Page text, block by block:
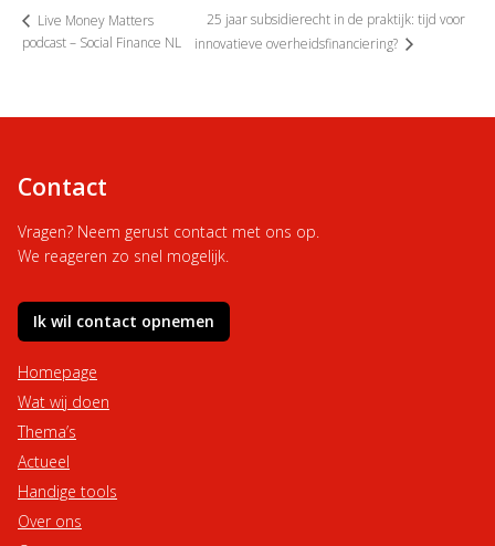
Live Money Matters
podcast – Social Finance NL
25 jaar subsidierecht in de praktijk: tijd voor
innovatieve overheidsfinanciering?
Contact
Vragen? Neem gerust contact met ons op.
We reageren zo snel mogelijk.
Ik wil contact opnemen
Homepage
Wat wij doen
Thema’s
Actueel
Handige tools
Over ons